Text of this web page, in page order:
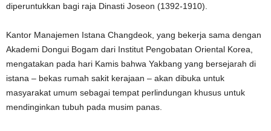
diperuntukkan bagi raja Dinasti Joseon (1392-1910).
Kantor Manajemen Istana Changdeok, yang bekerja sama dengan
Akademi Dongui Bogam dari Institut Pengobatan Oriental Korea,
mengatakan pada hari Kamis bahwa Yakbang yang bersejarah di
istana – bekas rumah sakit kerajaan – akan dibuka untuk
masyarakat umum sebagai tempat perlindungan khusus untuk
mendinginkan tubuh pada musim panas.